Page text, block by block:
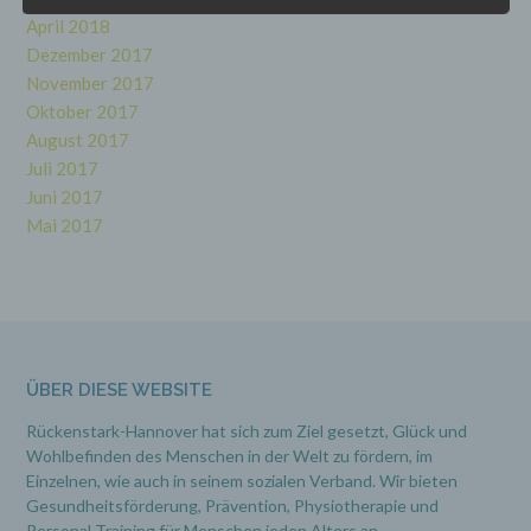
April 2018
Dezember 2017
November 2017
Oktober 2017
August 2017
Juli 2017
Juni 2017
Mai 2017
ÜBER DIESE WEBSITE
Rückenstark-Hannover hat sich zum Ziel gesetzt, Glück und
Wohlbefinden des Menschen in der Welt zu fördern, im
Einzelnen, wie auch in seinem sozialen Verband. Wir bieten
Gesundheitsförderung, Prävention, Physiotherapie und
einzuschränken.
e) Profiling
Profiling ist jede Art der automatisierten
f) Pseudonymisierung
Pseudonymisierung ist die Verarbeitung
personenbezogener Daten in einer Weise, auf